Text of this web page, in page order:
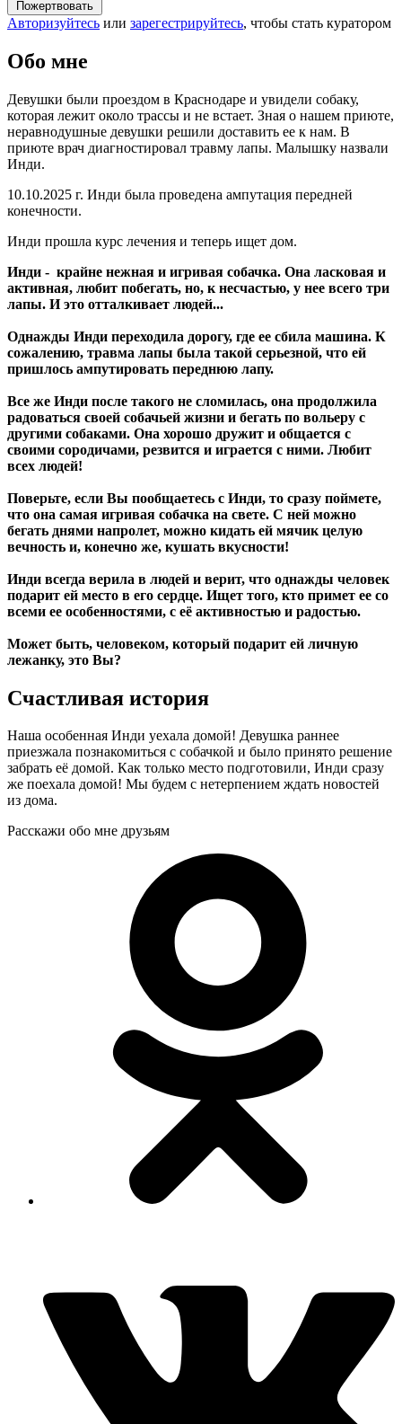
Пожертвовать
Авторизуйтесь или зарегестрируйтесь, чтобы стать куратором
Обо мне
Девушки были проездом в Краснодаре и увидели собаку,
которая лежит около трассы и не встает. Зная о нашем приюте,
неравнодушные девушки решили доставить ее к нам. В
приюте врач диагностировал травму лапы. Малышку назвали
Инди.
10.10.2025 г. Инди была проведена ампутация передней
конечности.
Инди прошла курс лечения и теперь ищет дом.
Инди - крайне нежная и игривая собачка. Она ласковая и
активная, любит побегать, но, к несчастью, у нее всего три
лапы. И это отталкивает людей...
Однажды Инди переходила дорогу, где ее сбила машина. К
сожалению, травма лапы была такой серьезной, что ей
пришлось ампутировать переднюю лапу.
Все же Инди после такого не сломилась, она продолжила
радоваться своей собачьей жизни и бегать по вольеру с
другими собаками. Она хорошо дружит и общается с
своими сородичами, резвится и играется с ними. Любит
всех людей!
Поверьте, если Вы пообщаетесь с Инди, то сразу поймете,
что она самая игривая собачка на свете. С ней можно
бегать днями напролет, можно кидать ей мячик целую
вечность и, конечно же, кушать вкусности!
Инди всегда верила в людей и верит, что однажды человек
подарит ей место в его сердце. Ищет того, кто примет ее со
всеми ее особенностями, с её активностью и радостью.
Может быть, человеком, который подарит ей личную
лежанку, это Вы?
Счастливая история
Наша особенная Инди уехала домой! Девушка раннее
приезжала познакомиться с собачкой и было принято решение
забрать её домой. Как только место подготовили, Инди сразу
же поехала домой! Мы будем с нетерпением ждать новостей
из дома.
Расскажи обо мне друзьям